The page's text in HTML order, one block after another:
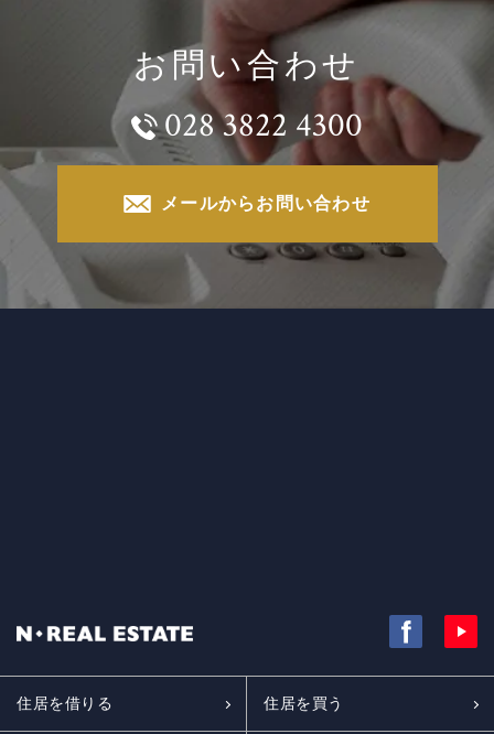
お問い合わせ
028 3822 4300
メールからお問い合わせ
住居を借りる 住居を買う